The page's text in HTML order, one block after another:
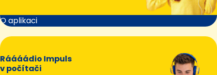
O aplikaci
Ráááádio Impuls
v počítači